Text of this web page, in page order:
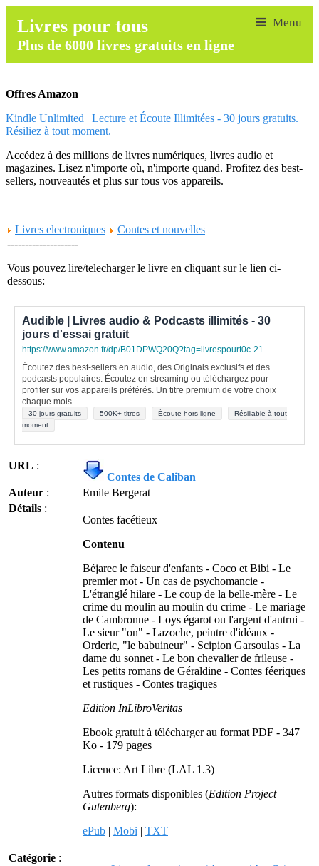
Livres pour tous
Plus de 6000 livres gratuits en ligne
Offres Amazon
Kindle Unlimited | Lecture et Écoute Illimitées - 30 jours gratuits.
Résiliez à tout moment.
Accédez à des millions de livres numériques, livres audio et
magazines. Lisez n'importe où, n'importe quand. Profitez des best-
sellers, nouveautés et plus sur tous vos appareils.
Livres electroniques
Contes et nouvelles
--------------------
Vous pouvez lire/telecharger le livre en cliquant sur le lien ci-
dessous:
Audible | Livres audio & Podcasts illimités - 30
jours d'essai gratuit
https://www.amazon.fr/dp/B01DPWQ20Q?tag=livrespourt0c-21
Écoutez des best-sellers en audio, des Originals exclusifs et des
podcasts populaires. Écoutez en streaming ou téléchargez pour
profiter sur vos appareils préférés. Un titre premium de votre choix
chaque mois.
30 jours gratuits 500K+ titres Écoute hors ligne
Résiliable à tout
moment
URL :
Contes de Caliban
Auteur :
Emile Bergerat
Détails :
Contes facétieux
Contenu
Béjarec le faiseur d'enfants - Coco et Bibi - Le
premier mot - Un cas de psychomancie -
L'étranglé hilare - Le coup de la belle-mère - Le
crime du moulin au moulin du crime - Le mariage
de Cambronne - Loys égarot ou l'argent d'autrui -
Le sieur "on" - Lazoche, peintre d'idéaux -
Orderic, "le babuineur" - Scipion Garsoulas - La
dame du sonnet - Le bon chevalier de frileuse -
Les petits romans de Géraldine - Contes féeriques
et rustiques - Contes tragiques
Edition InLibroVeritas
Ebook gratuit à télécharger au format PDF - 347
Ko - 179 pages
Licence: Art Libre (LAL 1.3)
Autres formats disponibles (Edition Project
Gutenberg):
ePub | Mobi | TXT
Catégorie :